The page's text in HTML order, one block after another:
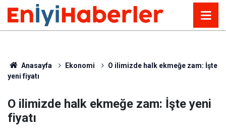
Anasayfa Ekonomi
O ilimizde halk ekmeğe zam: İşte
yeni fiyatı
O ilimizde halk ekmeğe zam: İşte yeni
fiyatı